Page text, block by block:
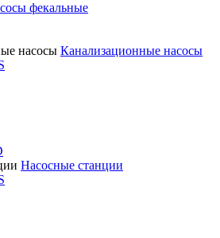
фекальные
Канализационные насосы
Насосные станции